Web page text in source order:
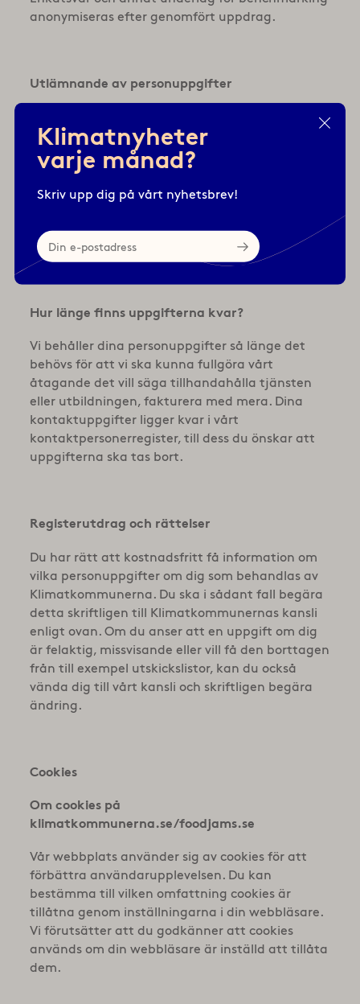
anonymiseras efter genomfört uppdrag.
Utlämnande av personuppgifter
Klimatkommunerna i någon av nämnda
situationer enligt förteckningen ovan, kan
personuppgifter komma att lämnas ut till
utomstående, det vill säga till personer eller
utsträckning det krävs för att administrera eller
för utföra uppdraget.
Hur länge finns uppgifterna kvar?
Vi behåller dina personuppgifter så länge det
behövs för att vi ska kunna fullgöra vårt
åtagande det vill säga tillhandahålla tjänsten
eller utbildningen, fakturera med mera. Dina
kontaktuppgifter ligger kvar i vårt
kontaktpersonerregister, till dess du önskar att
uppgifterna ska tas bort.
Registerutdrag och rättelser
Du har rätt att kostnadsfritt få information om
vilka personuppgifter om dig som behandlas av
Klimatkommunerna. Du ska i sådant fall begära
detta skriftligen till Klimatkommunernas kansli
enligt ovan. Om du anser att en uppgift om dig
är felaktig, missvisande eller vill få den borttagen
från till exempel utskickslistor, kan du också
vända dig till vårt kansli och skriftligen begära
ändring.
Cookies
Om cookies på
klimatkommunerna.se/foodjams.se
Vår webbplats använder sig av cookies för att
förbättra användarupplevelsen. Du kan
bestämma till vilken omfattning cookies är
tillåtna genom inställningarna i din webbläsare.
Vi förutsätter att du godkänner att cookies
används om din webbläsare är inställd att tillåta
dem.
Klimatnyheter
varje månad?
Skriv upp dig på vårt nyhetsbrev!
Din
e-
postadress